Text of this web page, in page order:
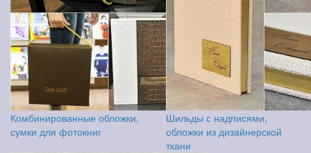
Комбинированные обложки,
сумки для фотокниг
Шильды с надписями,
обложки из дизайнерской
ткани